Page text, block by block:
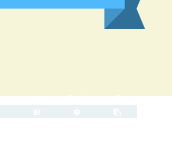
2024.01.01 2024.12.18